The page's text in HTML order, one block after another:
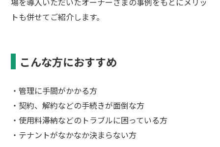
トも併せてご紹介します。
こんな方におすすめ
・管理に手間がかかる方
・契約、解約などの手続きが面倒な方
・使用料滞納などのトラブルに困っている方
・テナントがなかなか決まらない方